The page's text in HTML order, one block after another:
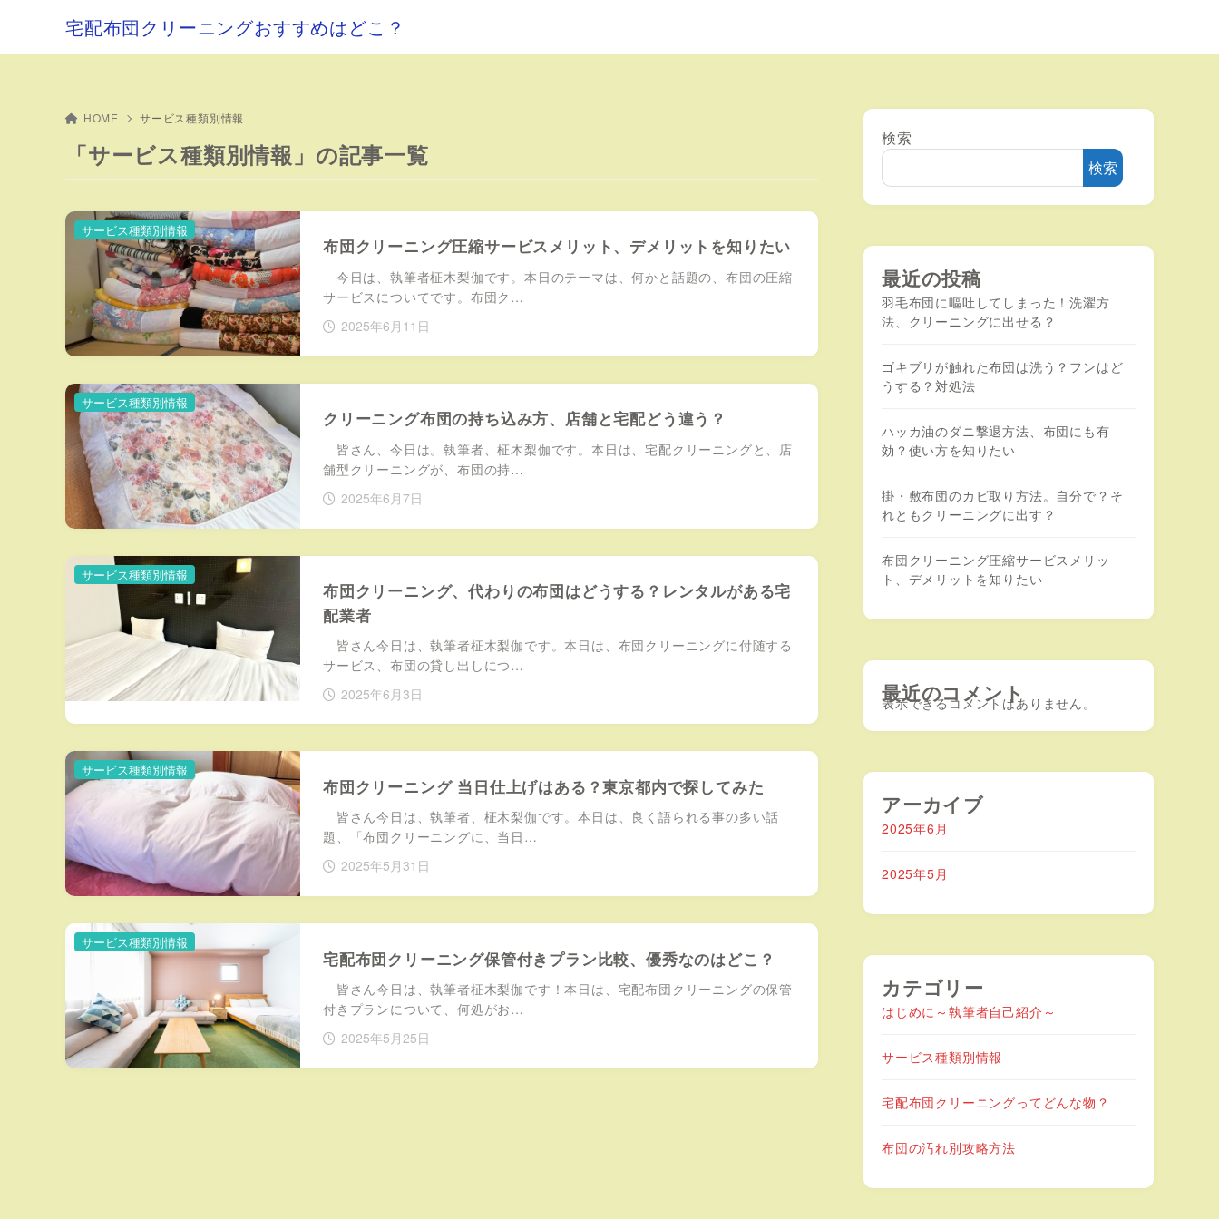
宅配布団クリーニングおすすめはどこ？
HOME サービス種類別情報
「サービス種類別情報」の記事一覧
布団クリーニング圧縮サービスメリット、デメリットを知りたい
今日は、執筆者柾木梨伽です。本日のテーマは、何かと話題の、布団の圧縮
サービスについてです。布団ク…
2025年6月11日
サービス種類別情報
クリーニング布団の持ち込み方、店舗と宅配どう違う？
皆さん、今日は。執筆者、柾木梨伽です。本日は、宅配クリーニングと、店
舗型クリーニングが、布団の持…
2025年6月7日
サービス種類別情報
布団クリーニング、代わりの布団はどうする？レンタルがある宅
配業者
皆さん今日は、執筆者柾木梨伽です。本日は、布団クリーニングに付随する
サービス、布団の貸し出しにつ…
2025年6月3日
サービス種類別情報
布団クリーニング 当日仕上げはある？東京都内で探してみた
皆さん今日は、執筆者、柾木梨伽です。本日は、良く語られる事の多い話
題、「布団クリーニングに、当日…
2025年5月31日
サービス種類別情報
宅配布団クリーニング保管付きプラン比較、優秀なのはどこ？
皆さん今日は、執筆者柾木梨伽です！本日は、宅配布団クリーニングの保管
付きプランについて、何処がお…
2025年5月25日
サービス種類別情報
検索
検索
最近の投稿
羽毛布団に嘔吐してしまった！洗濯方
法、クリーニングに出せる？
ゴキブリが触れた布団は洗う？フンはど
うする？対処法
ハッカ油のダニ撃退方法、布団にも有
効？使い方を知りたい
掛・敷布団のカビ取り方法。自分で？そ
れともクリーニングに出す？
布団クリーニング圧縮サービスメリッ
ト、デメリットを知りたい
最近のコメント
表示できるコメントはありません。
アーカイブ
2025年6月
2025年5月
カテゴリー
はじめに～執筆者自己紹介～
サービス種類別情報
宅配布団クリーニングってどんな物？
布団の汚れ別攻略方法